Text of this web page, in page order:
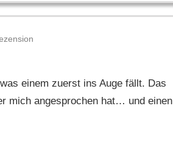
einem zuerst ins Auge fällt. Das
mich angesprochen hat… und einen